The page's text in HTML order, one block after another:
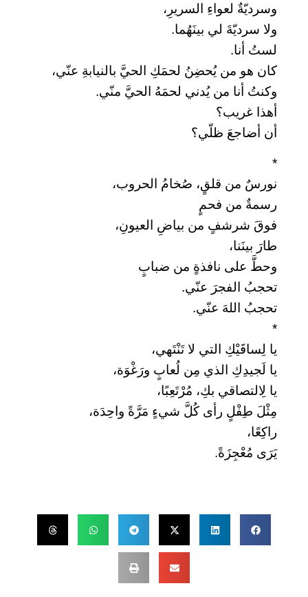
وسرديّةٌ لعواءِ السريرِ،
ولا سرديّةَ لي بينَهُما.
لستُ أنا.
كان هو من يُحضِنُ لحمَكِ الحيَّ بالنيابةِ عنّي،
وكنتُ أنا من يُدني لحمَهُ الحيَّ منّي.
أهذا غريب؟
أن أضاجعَ ظلّي؟
*
نورسٌ من قلقٍ، صُخامُ الحروب،
رسمةٌ من فحمٍ
فوقَ شرشفٍ من بياضِ العيونِ،
طارَ بينَنا،
وحطَّ على نافذةٍ من ضبابٍ
تحجبُ الفجرَ عنّي.
تحجبُ اللهَ عنّي.
*
يا لِساقَيْكِ التي لا تَنْتَهي،
يا لَجيدِكِ الذي مِن لُعابٍ ورَغْوَة،
يا لِالتصاقي بكِ، مُرْتَعِبًا،
مِثْلَ طِفْلٍ رأى كُلَّ شيءٍ مَرَّةً واحِدَة،
راكِعًا،
يَرَى مُعْجِزَةً.